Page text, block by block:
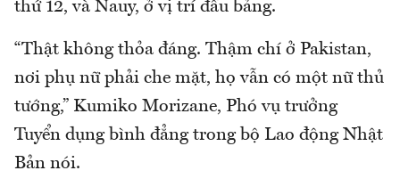
thứ 12, và Nauy, ở vị trí đầu bảng.
“Thật không thỏa đáng. Thậm chí ở Pakistan,
nơi phụ nữ phải che mặt, họ vẫn có một nữ thủ
tướng,” Kumiko Morizane, Phó vụ trưởng
Tuyển dụng bình đẳng trong bộ Lao động Nhật
Bản nói.